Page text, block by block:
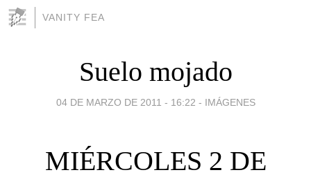
VANITY FEA
Suelo mojado
04 DE MARZO DE 2011 - 16:22 - IMÁGENES
MIÉRCOLES 2 DE